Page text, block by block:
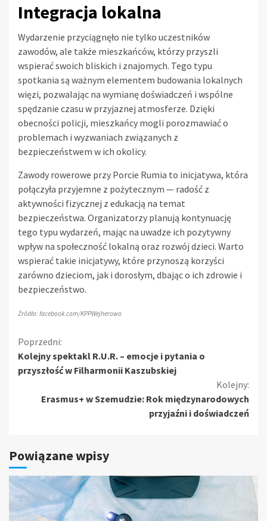
Integracja lokalna
Wydarzenie przyciągnęło nie tylko uczestników
zawodów, ale także mieszkańców, którzy przyszli
wspierać swoich bliskich i znajomych. Tego typu
spotkania są ważnym elementem budowania lokalnych
więzi, pozwalając na wymianę doświadczeń i wspólne
spędzanie czasu w przyjaznej atmosferze. Dzięki
obecności policji, mieszkańcy mogli porozmawiać o
problemach i wyzwaniach związanych z
bezpieczeństwem w ich okolicy.
Zawody rowerowe przy Porcie Rumia to inicjatywa, która
połączyła przyjemne z pożytecznym — radość z
aktywności fizycznej z edukacją na temat
bezpieczeństwa. Organizatorzy planują kontynuację
tego typu wydarzeń, mając na uwadze ich pozytywny
wpływ na społeczność lokalną oraz rozwój dzieci. Warto
wspierać takie inicjatywy, które przynoszą korzyści
zarówno dzieciom, jak i dorosłym, dbając o ich zdrowie i
bezpieczeństwo.
Źródło: facebook.com/KPPWejherowo
Kontynuuj
czytanie
Poprzedni:
Kolejny spektakl R.U.R. – emocje i pytania o
przyszłość w Filharmonii Kaszubskiej
Kolejny:
Erasmus+ w Szemudzie: Rok międzynarodowych
przyjaźni i doświadczeń
Powiązane wpisy